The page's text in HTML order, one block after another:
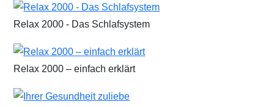
Relax 2000 - Das Schlafsystem
Relax 2000 – einfach erklärt